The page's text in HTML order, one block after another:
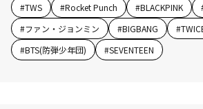
#TWS #Rocket Punch #BLACKPINK
#ファン・ジョンミン #BIGBANG #
#BTS(防弾少年団) #SEVENTEEN